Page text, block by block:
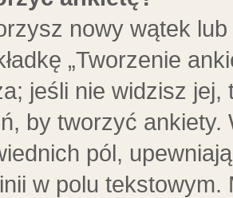
nowy wątek
„Tworzenie
jeśli nie widzisz
by tworzyć ankiety.
pól,
w polu